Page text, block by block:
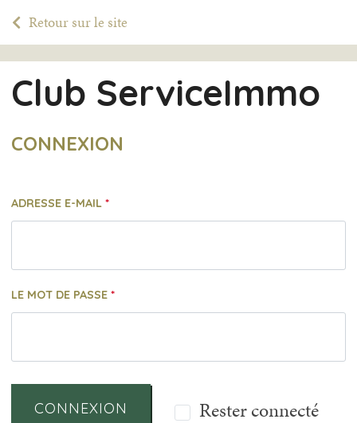
Retour sur le site
Club ServiceImmo
CONNEXION
ADRESSE E-MAIL
LE MOT DE PASSE
CONNEXION Rester connecté